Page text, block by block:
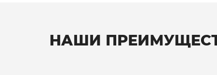
НАШИ